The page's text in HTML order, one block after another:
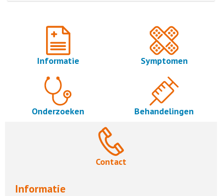
Informatie Symptomen
Onderzoeken Behandelingen
Contact
Informatie